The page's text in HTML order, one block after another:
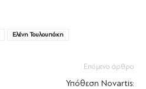
Ελένη Τουλουπάκη
Επόμενο άρθρο
Υπόθεση Novartis: